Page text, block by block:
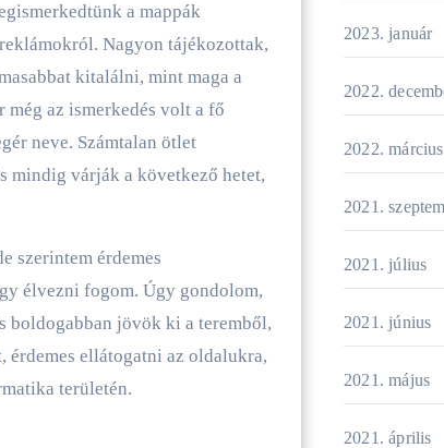
a mappák
Nagyon tájékozottak,
kitalálni, mint maga a
az ismerkedés volt a fő
neve. Számtalan ötlet
mindig várják a következő hetet,
szerintem érdemes
élvezni fogom. Úgy gondolom,
boldogabban jövök ki a teremből,
ellátogatni az oldalukra,
területén.
2023. január
2022.
2022. március
2021.
2021. július
2021. június
2021. május
2021. április